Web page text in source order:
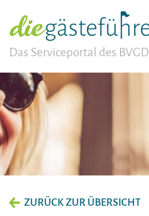
Das Serviceportal des BVGD
ZURÜCK ZUR ÜBERSICHT